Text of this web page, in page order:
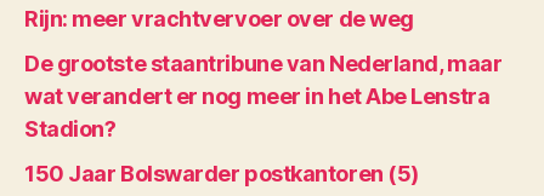
Rijn: meer vrachtvervoer over de weg
De grootste staantribune van Nederland, maar
wat verandert er nog meer in het Abe Lenstra
Stadion?
150 Jaar Bolswarder postkantoren (5)